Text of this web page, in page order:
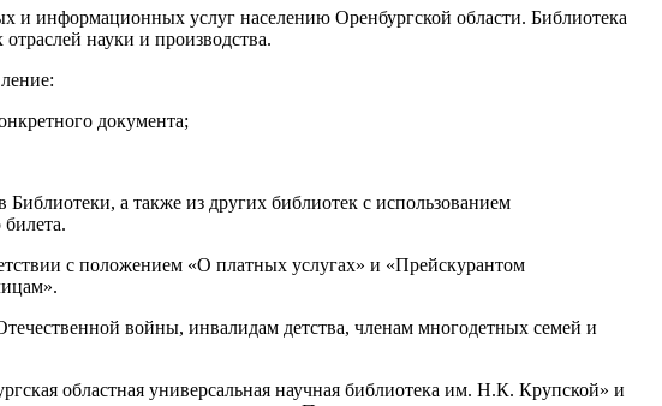
и информационных услуг населению Оренбургской области. Библиотека
науки и производства.
документа;
а также из других библиотек с использованием
с положением «О платных услугах» и «Прейскурантом
войны, инвалидам детства, членам многодетных семей и
областная универсальная научная библиотека им. Н.К. Крупской» и